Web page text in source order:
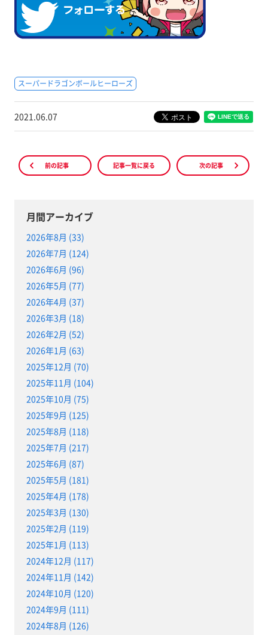
スーパードラゴンボールヒーローズ
2021.06.07
前の記事 記事一覧に戻る 次の記事
月間アーカイブ
2026年8月 (33)
2026年7月 (124)
2026年6月 (96)
2026年5月 (77)
2026年4月 (37)
2026年3月 (18)
2026年2月 (52)
2026年1月 (63)
2025年12月 (70)
2025年11月 (104)
2025年10月 (75)
2025年9月 (125)
2025年8月 (118)
2025年7月 (217)
2025年6月 (87)
2025年5月 (181)
2025年4月 (178)
2025年3月 (130)
2025年2月 (119)
2025年1月 (113)
2024年12月 (117)
2024年11月 (142)
2024年10月 (120)
2024年9月 (111)
2024年8月 (126)